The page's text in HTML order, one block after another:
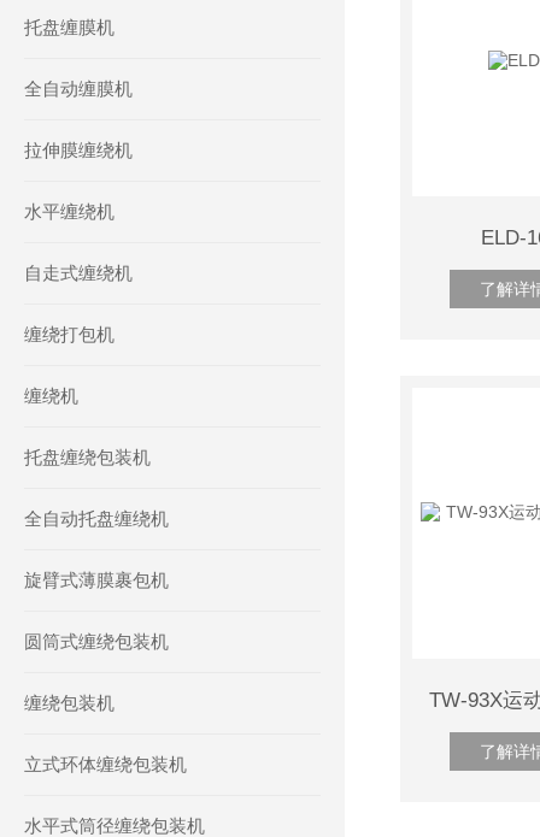
托盘缠膜机
全自动缠膜机
拉伸膜缠绕机
水平缠绕机
自走式缠绕机
缠绕打包机
缠绕机
托盘缠绕包装机
全自动托盘缠绕机
旋臂式薄膜裹包机
圆筒式缠绕包装机
缠绕包装机
立式环体缠绕包装机
水平式筒径缠绕包装机
ELD-
了解详
了解详